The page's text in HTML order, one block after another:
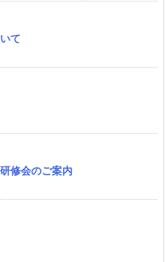
て
修会のご案内